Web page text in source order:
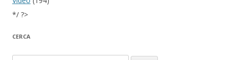
*/ ?>
CERCA